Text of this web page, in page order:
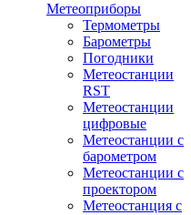
Метеоприборы
Термометры
Барометры
Погодники
Метеостанции
RST
Метеостанции
цифровые
Метеостанции с
барометром
Метеостанции с
проектором
Метеостанция с